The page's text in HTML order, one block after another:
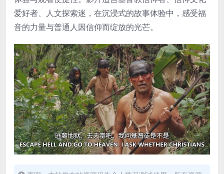
爱好者、人文探索迷，在沉浸式的故事体验中，感受福
音的力量与普通人因信仰而绽放的光芒。